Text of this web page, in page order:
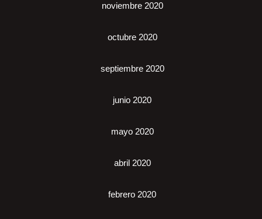
noviembre 2020
octubre 2020
septiembre 2020
junio 2020
mayo 2020
abril 2020
febrero 2020